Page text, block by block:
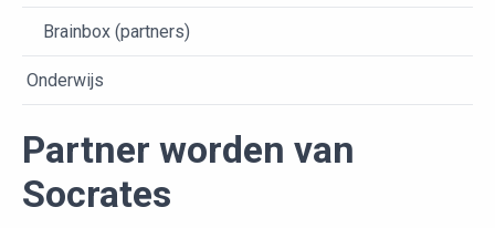
Brainbox (partners)
Onderwijs
Partner worden van
Socrates